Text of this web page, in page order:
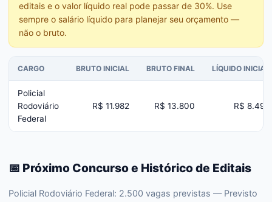
editais e o valor líquido real pode passar de 30%. Use
sempre o salário líquido para planejar seu orçamento —
não o bruto.
CARGO BRUTO INICIAL BRUTO FINAL LÍQUIDO INICIAL
Policial
Rodoviário
Federal
R$ 11.982 R$ 13.800 R$ 8.498
📅 Próximo Concurso e Histórico de Editais
Policial Rodoviário Federal: 2.500 vagas previstas — Previsto